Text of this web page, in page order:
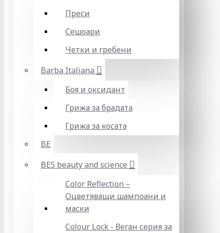
Преси
Сешоари
Четки и гребени
Barba Italiana
Боя и оксидант
Грижа за брадата
Грижа за косата
BE
BES beauty and science
Color Reflection –
Оцветяващи шампоани и
маски
Colour Lock - Веган серия за